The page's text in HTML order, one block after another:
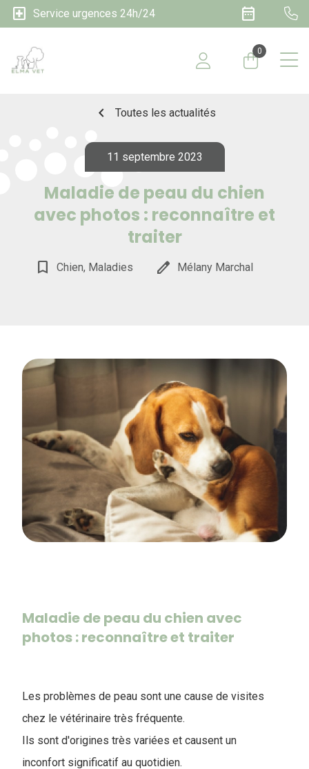
local_hospital Service urgences 24h/24 date_range
0
chevron_left Toutes les actualités
11 septembre 2023
Maladie de peau du chien
avec photos : reconnaître et
traiter
bookmark_border Chien, Maladies edit Mélany Marchal
Maladie de peau du chien avec
photos : reconnaître et traiter
Les problèmes de peau sont une cause de visites
chez le vétérinaire très fréquente.
Ils sont d'origines très variées et causent un
inconfort significatif au quotidien.